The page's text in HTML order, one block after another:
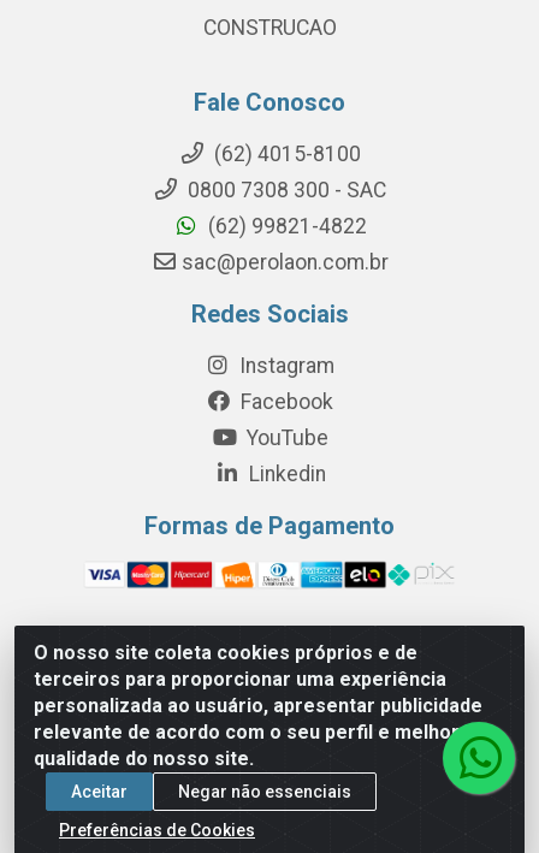
O nosso site coleta cookies próprios e de
terceiros para proporcionar uma experiência
personalizada ao usuário, apresentar publicidade
relevante de acordo com o seu perfil e melhorar a
qualidade do nosso site.
Aceitar
Negar não essenciais
Preferências de Cookies
CONSTRUCAO
Fale Conosco
(62) 4015-8100
0800 7308 300 - SAC
(62) 99821-4822
sac@perolaon.com.br
Redes Sociais
Instagram
Facebook
YouTube
Linkedin
Formas de Pagamento
Perola Distribuição e Logística S/A - Av. Anhanguera km 24 N°
200 Bloco 12-A -Jardim Jaraguá, São Paulo/SP - Cep 05.275-
000 - CNPJ 06.204.131/0001-77